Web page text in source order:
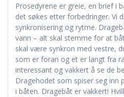
Prosedyrene er greie, en brief i
det søkes etter forbedringer. Vi
synkronisering og rytme.
vann – alt skal stemme for at
skal være synkron med vestre,
som er foran og et er langt fra
interessant og vakkert å se de
Dragehodet som spiser seg inn
i båten. Dragebåt er vakkert!